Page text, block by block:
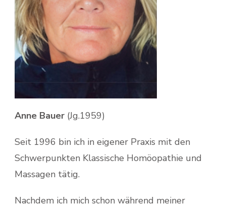
Anne Bauer (Jg.1959)
Seit 1996 bin ich in eigener Praxis mit den
Schwerpunkten Klassische Homöopathie und
Massagen tätig.
Nachdem ich mich schon während meiner